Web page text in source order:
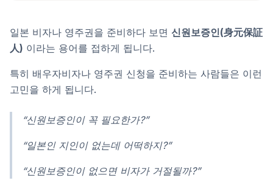
일본 비자나 영주권을 준비하다 보면 신원보증인(身元保証
人) 이라는 용어를 접하게 됩니다.
특히 배우자비자나 영주권 신청을 준비하는 사람들은 이런
고민을 하게 됩니다.
“신원보증인이 꼭 필요한가?”
“일본인 지인이 없는데 어떡하지?”
“신원보증인이 없으면 비자가 거절될까?”